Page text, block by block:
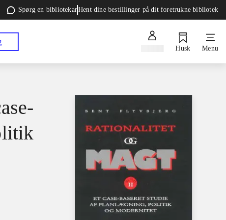
Spørg en bibliotekarHent dine bestillinger på dit foretrukne bibliotek
Husk Menu